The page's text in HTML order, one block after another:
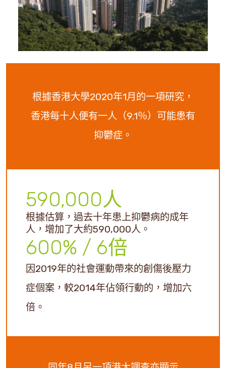
根據香港大學2020年1月的一項研究，
香港每十人便有一人（9.1％）可能患有
抑鬱症。
590,000人
根據估算，過去十年患上抑鬱病的成年
人，增加了大約590,000人。
600% / 6倍
因2019年的社會運動帶來的創傷後壓力
症個案，較2014年佔領行動的，增加六
倍。